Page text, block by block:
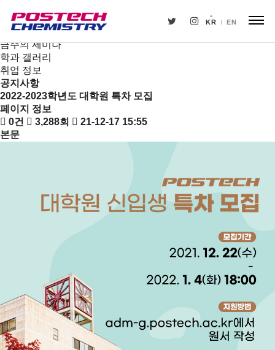
KR EN
뉴스
공지사항
금주의 세미나
학과 갤러리
취업 정보
공지사항
2022-2023학년도 대학원 특차 모집
페이지 정보
0건
3,288회
21-12-17 15:55
본문